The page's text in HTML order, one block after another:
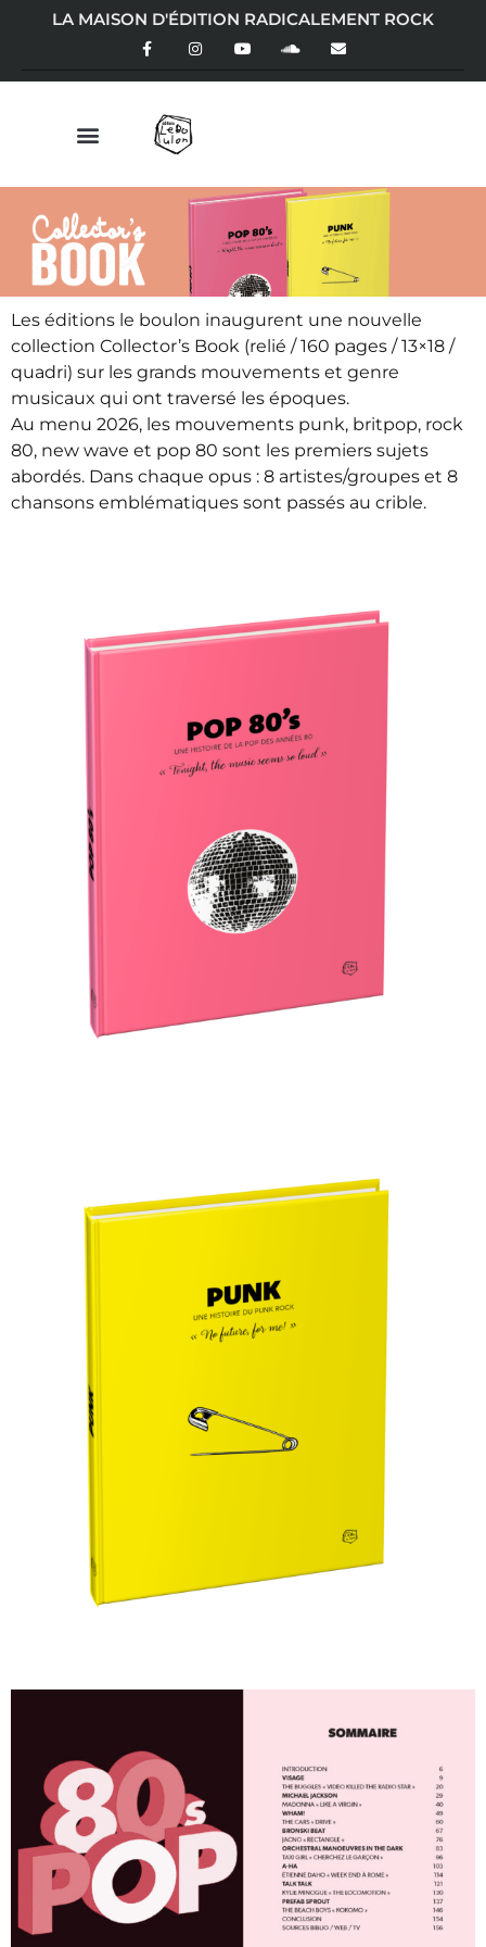
LA MAISON D'ÉDITION RADICALEMENT ROCK
Les éditions le boulon inaugurent une nouvelle
collection Collector’s Book (relié / 160 pages / 13×18 /
quadri) sur les grands mouvements et genre
musicaux qui ont traversé les époques.
Au menu 2026, les mouvements punk, britpop, rock
80, new wave et pop 80 sont les premiers sujets
abordés. Dans chaque opus : 8 artistes/groupes et 8
chansons emblématiques sont passés au crible.